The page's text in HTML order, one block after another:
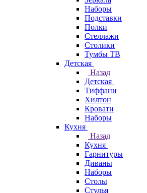
Наборы
Подставки
Полки
Стеллажи
Столики
Тумбы ТВ
Детская
Назад
Детская
Тиффани
Хилтон
Кровати
Наборы
Кухня
Назад
Кухня
Гарнитуры
Диваны
Наборы
Столы
Стулья